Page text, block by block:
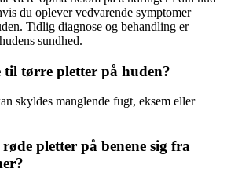
du oplever vedvarende symptomer
Tidlig diagnose og behandling er
sundhed.
til tørre pletter på huden?
skyldes manglende fugt, eksem eller
pletter på benene sig fra